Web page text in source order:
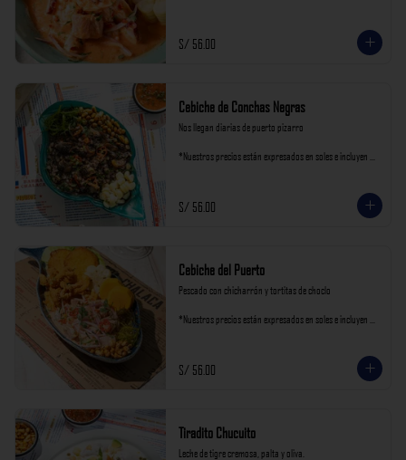
S/ 56.00
Cebiche de Conchas Negras
Nos llegan diarias de puerto pizarro
*Nuestros precios están expresados en soles e incluyen
S/ 56.00
Cebiche del Puerto
Pescado con chicharrón y tortitas de choclo
*Nuestros precios están expresados en soles e incluyen
S/ 56.00
Tiradito Chucuito
Leche de tigre cremosa, palta y oliva.